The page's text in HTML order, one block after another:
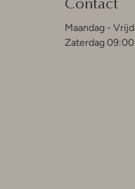
Maandag -
Zaterdag